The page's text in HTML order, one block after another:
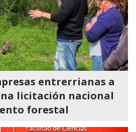
entrerrianas a
licitación nacional
forestal